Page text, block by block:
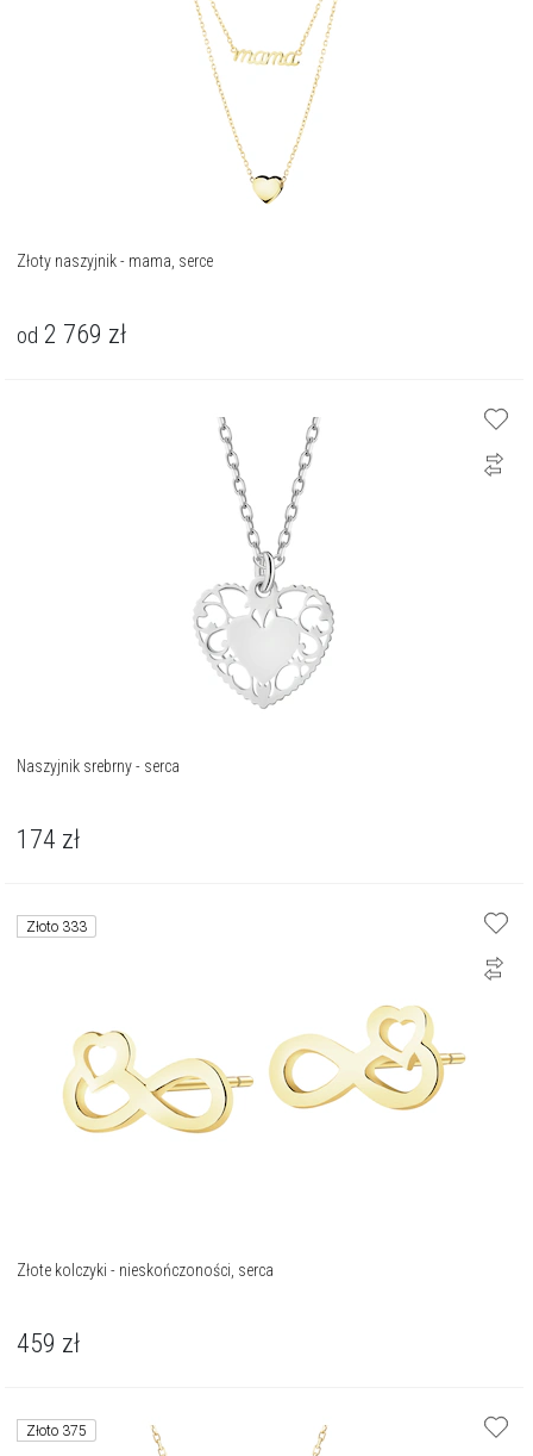
Złoty naszyjnik - mama, serce
od 2 769 zł
Naszyjnik srebrny - serca
174 zł
Złoto 333
Złote kolczyki - nieskończoności, serca
459 zł
Złoto 375